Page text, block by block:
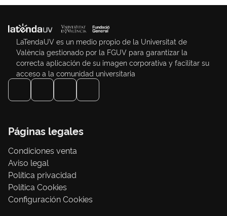
LaTendaUV es un medio propio de la Universitat de
València gestionado por la FGUV para garantizar la
correcta aplicación de su imagen corporativa y facilitar su
acceso a la comunidad universitaria
Páginas legales
Condiciones venta
Aviso legal
Política privacidad
Política Cookies
Configuración Cookies